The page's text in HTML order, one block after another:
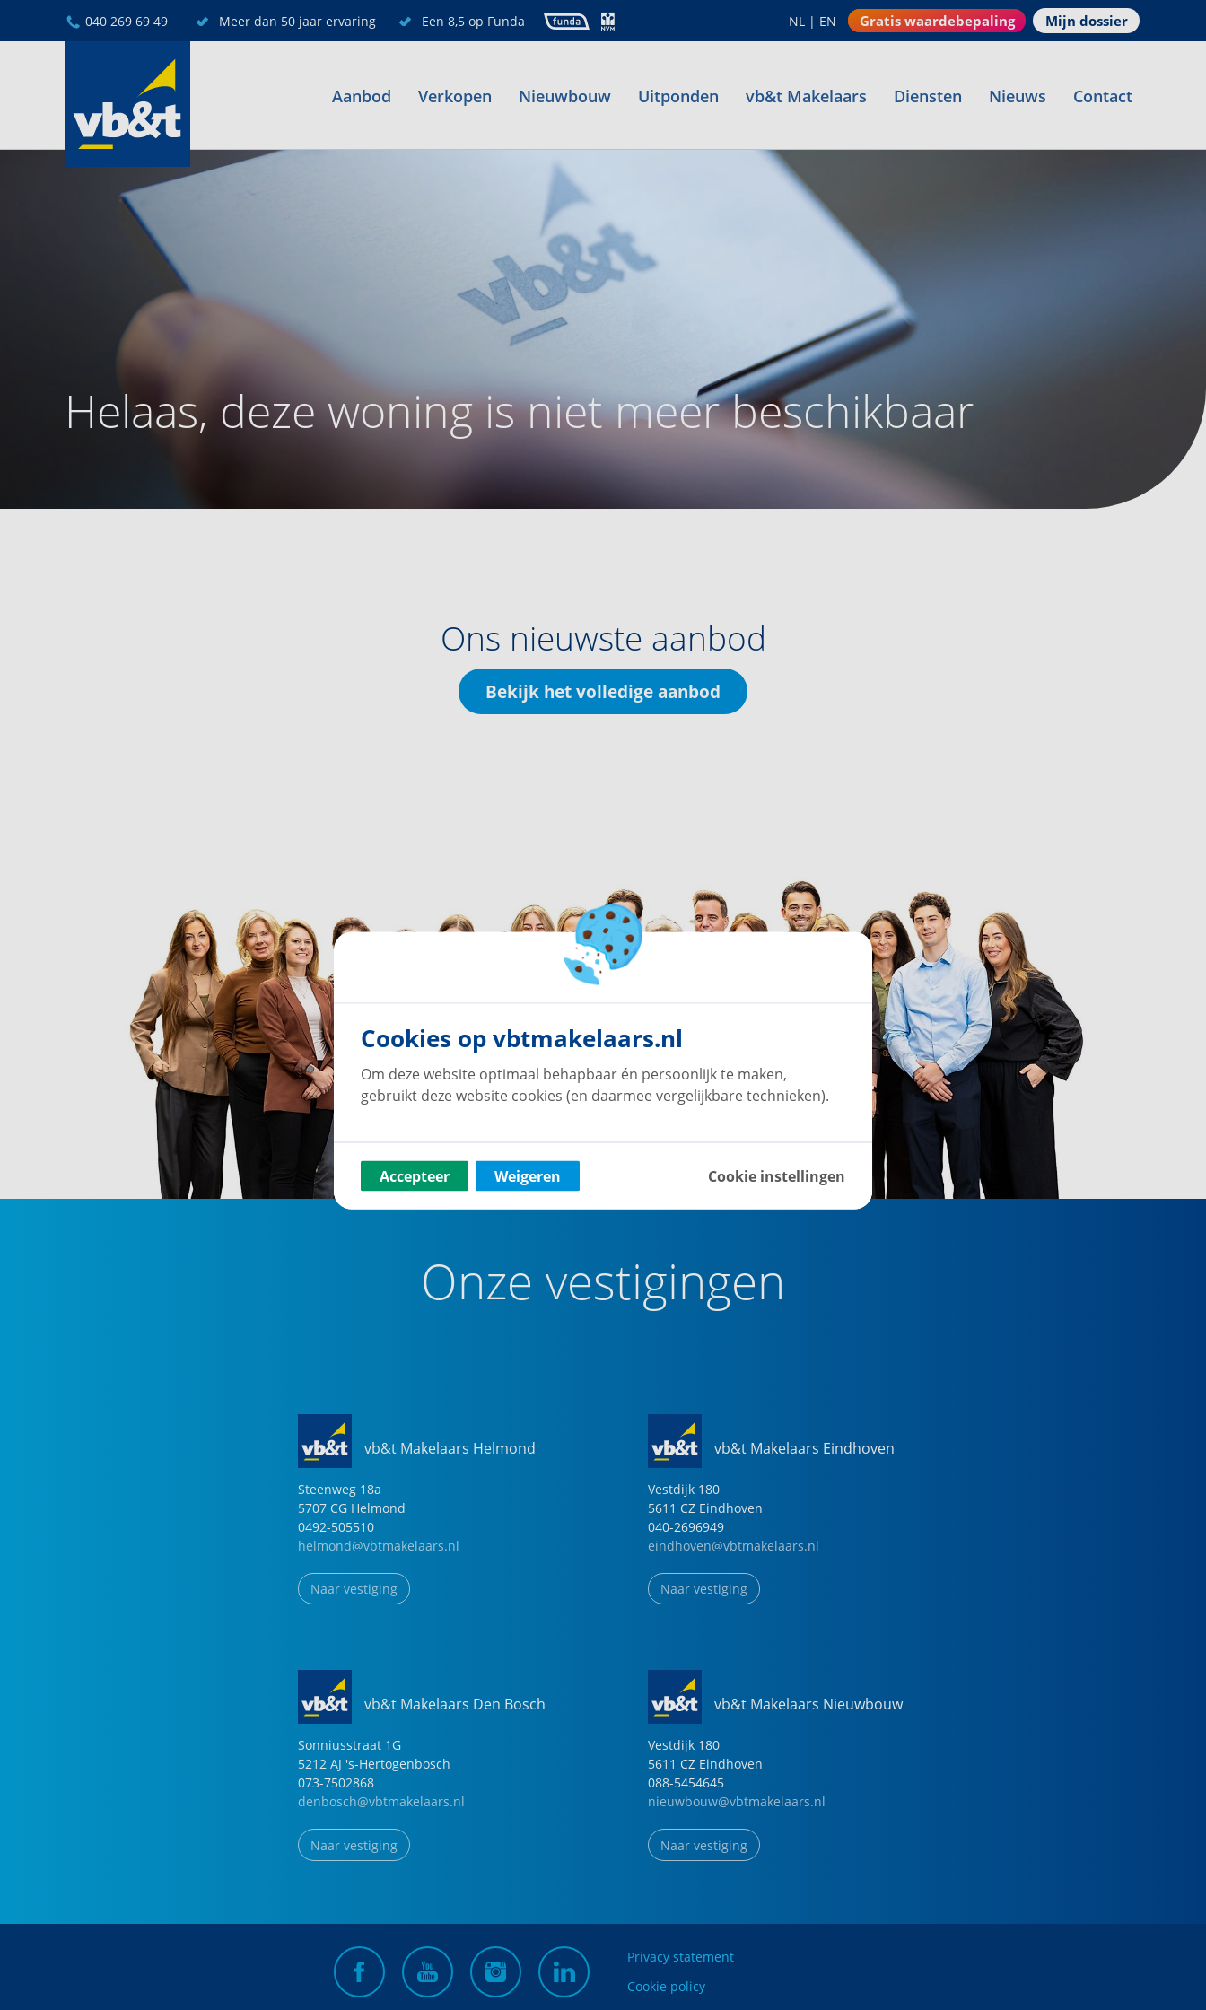
040 269 69 49 Meer dan 50 jaar ervaring Een 8,5 op Funda NL | EN Gratis waardebepaling Mijn dossier
Aanbod Verkopen Nieuwbouw Uitponden vb&t Makelaars Diensten Nieuws Contact
Helaas, deze woning is niet meer beschikbaar
Ons nieuwste aanbod
Bekijk het volledige aanbod
Onze vestigingen
vb&t Makelaars Helmond
Steenweg 18a
5707 CG Helmond
0492-505510
helmond@vbtmakelaars.nl
Naar vestiging
vb&t Makelaars Eindhoven
Vestdijk 180
5611 CZ Eindhoven
040-2696949
eindhoven@vbtmakelaars.nl
Naar vestiging
vb&t Makelaars Den Bosch
Sonniusstraat 1G
5212 AJ 's-Hertogenbosch
073-7502868
denbosch@vbtmakelaars.nl
Naar vestiging
vb&t Makelaars Nieuwbouw
Vestdijk 180
5611 CZ Eindhoven
088-5454645
nieuwbouw@vbtmakelaars.nl
Naar vestiging
Privacy statement
Cookie policy
Cookies op vbtmakelaars.nl
Om deze website optimaal behapbaar én persoonlijk te maken,
gebruikt deze website cookies (en daarmee vergelijkbare technieken).
Accepteer Weigeren Cookie instellingen